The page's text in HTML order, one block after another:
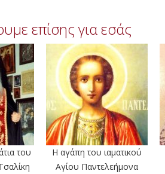
επίσης για εσάς
του
Η αγάπη του ιαματικού
Αγίου Παντελεήμονα